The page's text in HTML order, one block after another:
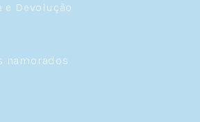
e Devolução
namorados